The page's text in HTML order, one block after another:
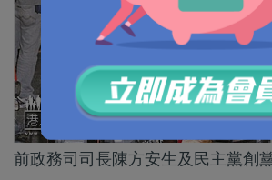
前政務司司長陳方安生及民主黨創